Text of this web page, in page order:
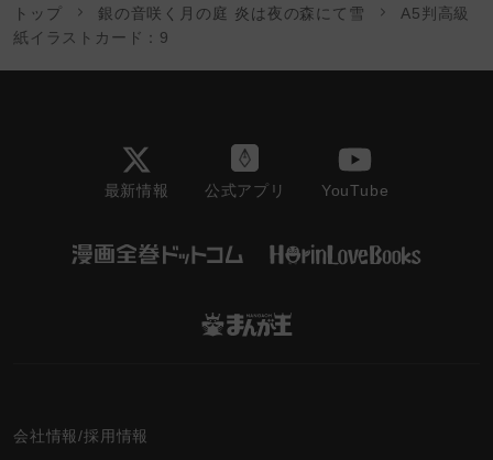
トップ 銀の音咲く月の庭 炎は夜の森にて雪
A5判高級
紙イラストカード：9
最新情報 公式アプリ YouTube
会社情報/採用情報